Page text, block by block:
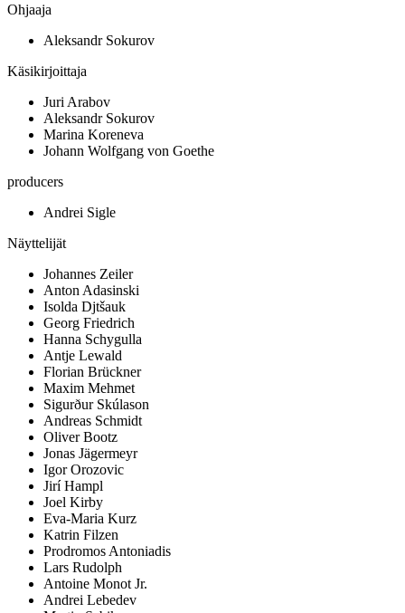
Ohjaaja
Aleksandr Sokurov
Käsikirjoittaja
Juri Arabov
Aleksandr Sokurov
Marina Koreneva
Johann Wolfgang von Goethe
producers
Andrei Sigle
Näyttelijät
Johannes Zeiler
Anton Adasinski
Isolda Djtšauk
Georg Friedrich
Hanna Schygulla
Antje Lewald
Florian Brückner
Maxim Mehmet
Sigurður Skúlason
Andreas Schmidt
Oliver Bootz
Jonas Jägermeyr
Igor Orozovic
Jirí Hampl
Joel Kirby
Eva-Maria Kurz
Katrin Filzen
Prodromos Antoniadis
Lars Rudolph
Antoine Monot Jr.
Andrei Lebedev